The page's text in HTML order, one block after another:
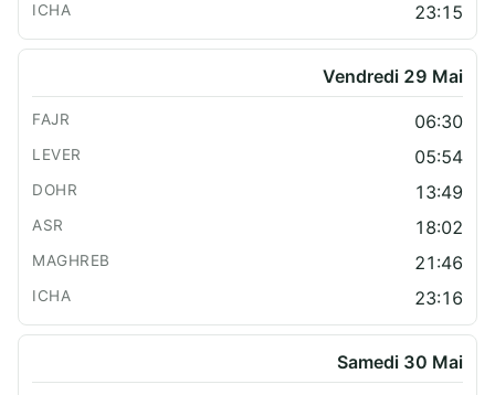
23:15
Vendredi 29 Mai
06:30
05:54
13:49
18:02
21:46
23:16
Samedi 30 Mai